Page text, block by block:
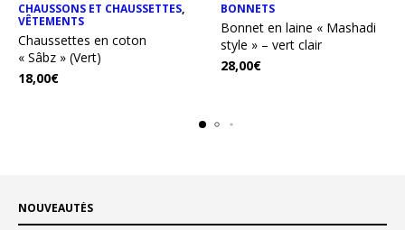
CHAUSSONS ET CHAUSSETTES,
VÊTEMENTS
Chaussettes en coton
« Sâbz » (Vert)
18,00€
BONNETS
Bonnet en laine « Mashadi
style » – vert clair
28,00€
NOUVEAUTÉS